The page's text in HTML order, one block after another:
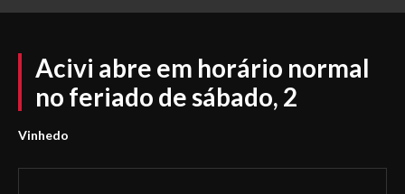
Acivi abre em horário normal
no feriado de sábado, 2
Vinhedo